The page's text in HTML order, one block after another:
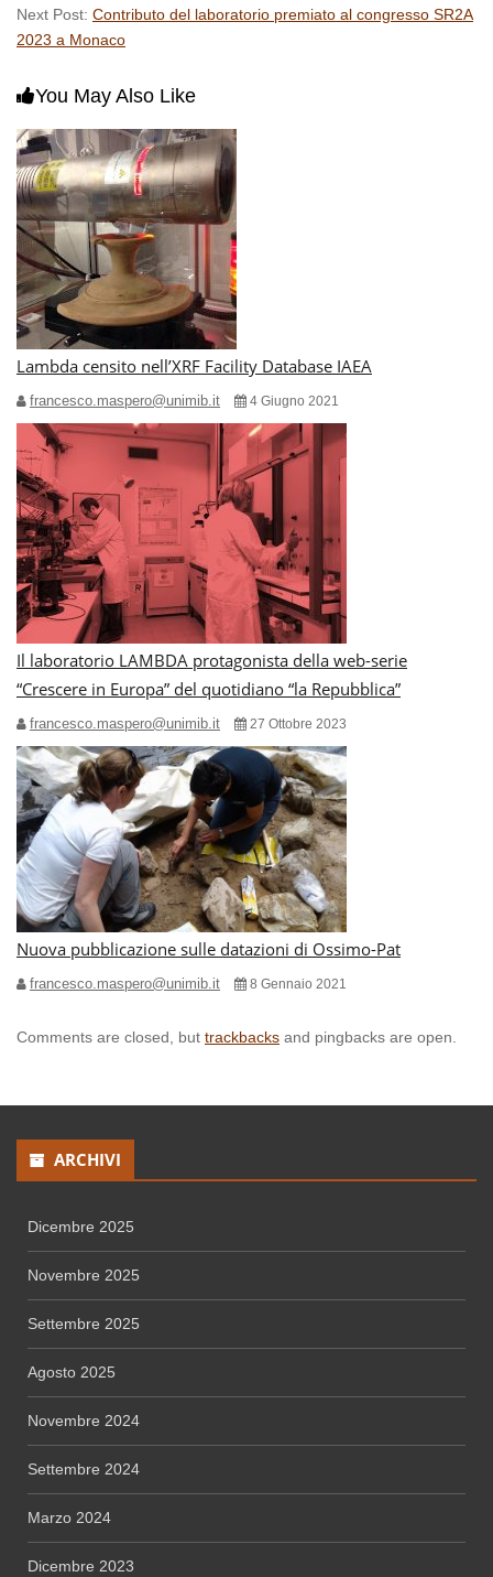
Next Post: Contributo del laboratorio premiato al congresso SR2A
2023 a Monaco
You May Also Like
Lambda censito nell’XRF Facility Database IAEA
francesco.maspero@unimib.it 4 Giugno 2021
Il laboratorio LAMBDA protagonista della web-serie
“Crescere in Europa” del quotidiano “la Repubblica”
francesco.maspero@unimib.it 27 Ottobre 2023
Nuova pubblicazione sulle datazioni di Ossimo-Pat
francesco.maspero@unimib.it 8 Gennaio 2021
Comments are closed, but trackbacks and pingbacks are open.
ARCHIVI
Dicembre 2025
Novembre 2025
Settembre 2025
Agosto 2025
Novembre 2024
Settembre 2024
Marzo 2024
Dicembre 2023